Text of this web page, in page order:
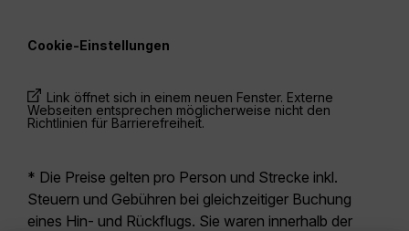
Cookie-Einstellungen
Link öffnet sich in einem neuen Fenster. Externe
Webseiten entsprechen möglicherweise nicht den
Richtlinien für Barrierefreiheit.
* Die Preise gelten pro Person und Strecke inkl.
Steuern und Gebühren bei gleichzeitiger Buchung
eines Hin- und Rückflugs. Sie waren innerhalb der